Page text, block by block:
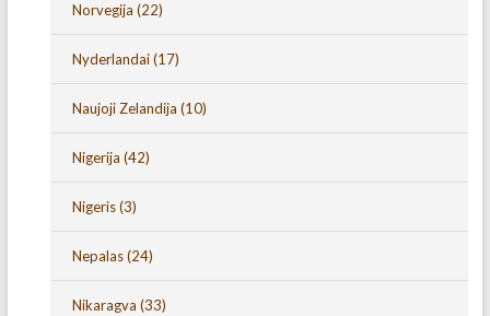
Norvegija (22)
Nyderlandai(17)
Naujoji Zelandija (10)
Nigerija (42)
Nigeris(3)
Nepalas(24)
Nikaragva (33)